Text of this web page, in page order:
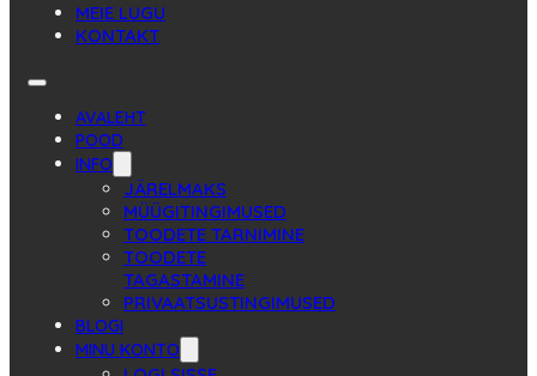
MEIE LUGU
KONTAKT
AVALEHT
POOD
INFO
JÄRELMAKS
MÜÜGITINGIMUSED
TOODETE TARNIMINE
TOODETE
TAGASTAMINE
PRIVAATSUSTINGIMUSED
BLOGI
MINU KONTO